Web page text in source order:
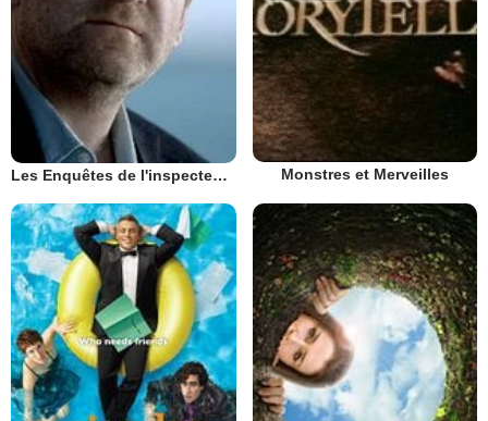
Les Enquêtes de l'inspecteur Wallander Monstres et Merveilles